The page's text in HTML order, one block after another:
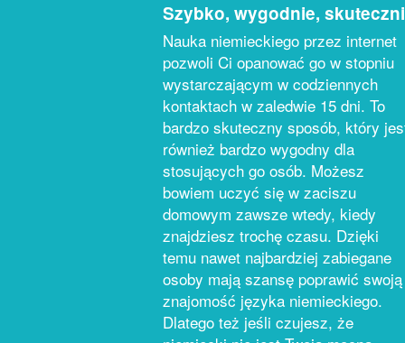
Szybko, wygodnie,
Nauka niemieckiego przez internet
pozwoli Ci opanować go w stopniu
wystarczającym w codziennych
kontaktach w zaledwie 15 dni. To
bardzo skuteczny sposób, który
również bardzo wygodny dla
stosujących go osób. Możesz
bowiem uczyć się w zaciszu
domowym zawsze wtedy, kiedy
znajdziesz trochę czasu. Dzięki
temu nawet najbardziej zabiegane
osoby mają szansę poprawić swoją
znajomość języka niemieckiego.
Dlatego też jeśli czujesz, że